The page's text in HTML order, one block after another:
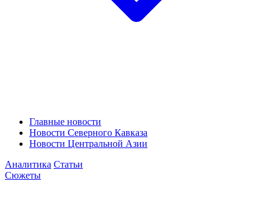
Главные новости
Новости Северного Кавказа
Новости Центральной Азии
Аналитика Статьи
Сюжеты